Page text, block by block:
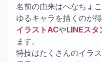
名前の由来はへなちょこ
ゆるキャラを描くのが
イラストACやLINEスタ
ます。
特技はたくさんのイラ